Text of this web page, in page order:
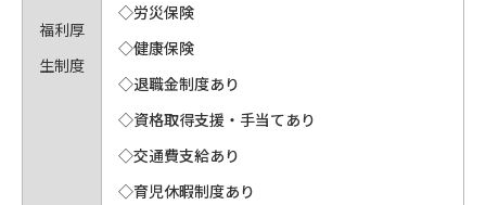
福利厚
生制度
◇労災保険
◇健康保険
◇退職金制度あり
◇資格取得支援・手当てあり
◇交通費支給あり
◇育児休暇制度あり